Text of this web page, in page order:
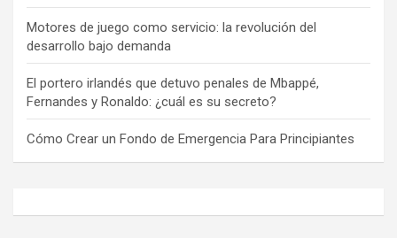
Motores de juego como servicio: la revolución del
desarrollo bajo demanda
El portero irlandés que detuvo penales de Mbappé,
Fernandes y Ronaldo: ¿cuál es su secreto?
Cómo Crear un Fondo de Emergencia Para Principiantes